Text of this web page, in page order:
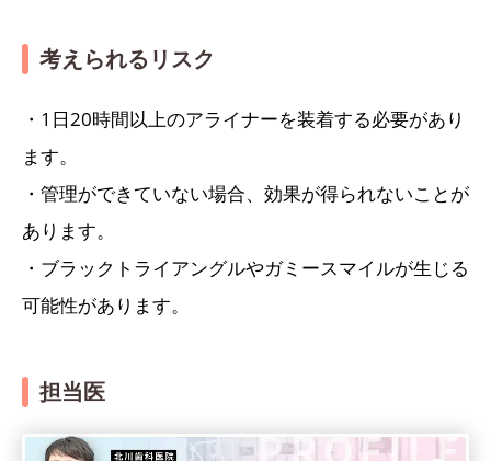
考えられるリスク
・1日20時間以上のアライナーを装着する必要があり
ます。
・管理ができていない場合、効果が得られないことが
あります。
・ブラックトライアングルやガミースマイルが生じる
可能性があります。
担当医